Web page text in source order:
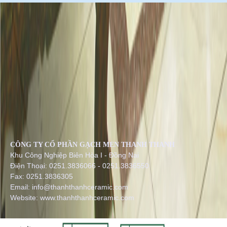
CÔNG TY CỔ PHẦN GẠCH MEN THANH THANH
Khu Công Nghiệp Biên Hòa I - Đồng Nai
Điện Thoại: 0251.3836066 - 0251.3836550
Fax: 0251.3836305
Email: info@thanhthanhceramic.com
Website: www.thanhthanhceramic.com